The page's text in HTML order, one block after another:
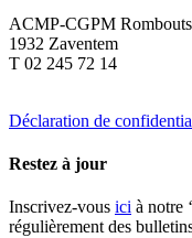
ACMP-CGPM
1932 Zaventem
T 02 245 72 14
Déclaration de
Restez à jour
Inscrivez-vous ici à notre
régulièrement des